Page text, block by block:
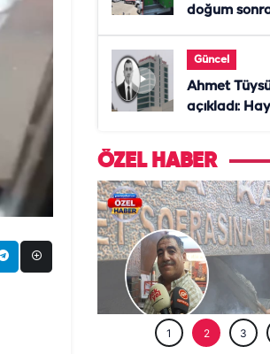
doğum
Güncel
Ahmet
açıkladı:
ÖZEL HABER
1 2 3